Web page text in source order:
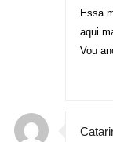
Essa
aqui
Vou